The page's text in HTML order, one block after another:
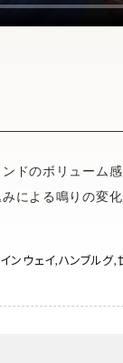
ドのボリューム
による鳴りの変化
ンウェイ,ハンブルグ,